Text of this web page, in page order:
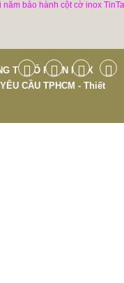
bảo hành cột cờ inox
TY CỔ PHẦN INOX
CẦU TPHCM - Thiết